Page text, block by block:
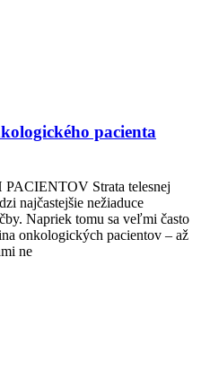
pacienta
Strata telesnej
najčastejšie nežiaduce
Napriek tomu sa veľmi často
onkologických pacientov – až
ne